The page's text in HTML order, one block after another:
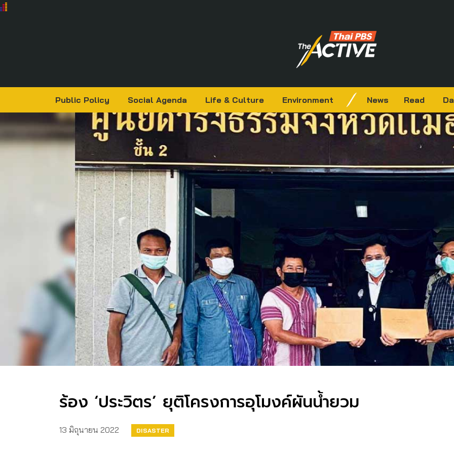
Public Policy Social Agenda Life & Culture Environment News Read
ร้อง ‘ประวิตร’ ยุติโครงการอุโมงค์ผันน้ำยวม
13 มิถุนายน 2022 DISASTER